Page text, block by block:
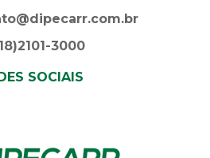
3000
SOCIAIS